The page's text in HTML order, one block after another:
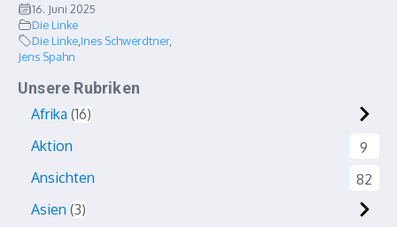
16. Juni 2025
Die Linke
Die LinkeInes Schwerdtner,
Jens Spahn
Unsere Rubriken
Afrika 16
Aktion
9
Ansichten
82
Asien 3